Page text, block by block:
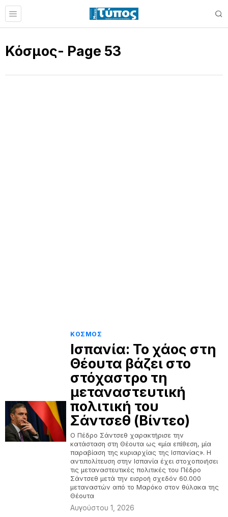
Κόσμος- Page 53
ΚΟΣΜΟΣ
Ισπανία: Το χάος στη
Θέουτα βάζει στο
στόχαστρο τη
μεταναστευτική
πολιτική του
Σάντσεθ (Βίντεο)
Ο Πέδρο Σάντσεθ χαρακτήρισε την
κατάσταση στη Θέουτα ως «μία επίθεση, μία
παραβίαση της κυριαρχίας της Ισπανίας». Η
αντιπολίτευση στην Ισπανία έχει στοχοποιήσει
τις μεταναστευτικές πολιτικές του Πέδρο
Σάντσεθ μετά την εισροή σχεδόν 60.000
μεταναστών από το Μαρόκο στον θύλακα της
Θέουτα
Αυγούστου 1, 2026